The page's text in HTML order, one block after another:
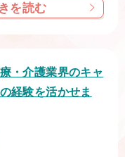
を読む
・介護業界のキャ
経験を活かせま